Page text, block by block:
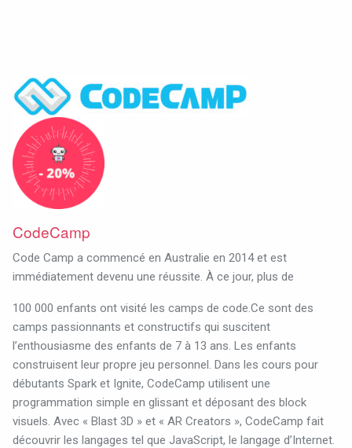
CodeCamp
Code Camp a commencé en Australie en 2014 et est
immédiatement devenu une réussite. À ce jour, plus de
100 000 enfants ont visité les camps de code.Ce sont des
camps passionnants et constructifs qui suscitent
l’enthousiasme des enfants de 7 à 13 ans. Les enfants
construisent leur propre jeu personnel. Dans les cours pour
débutants Spark et Ignite, CodeCamp utilisent une
programmation simple en glissant et déposant des block
visuels. Avec « Blast 3D » et « AR Creators », CodeCamp fait
découvrir les langages tel que JavaScript, le langage d’Internet.